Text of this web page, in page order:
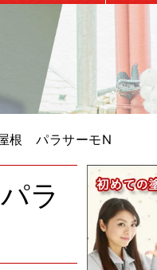
根 パラサーモN
ラ